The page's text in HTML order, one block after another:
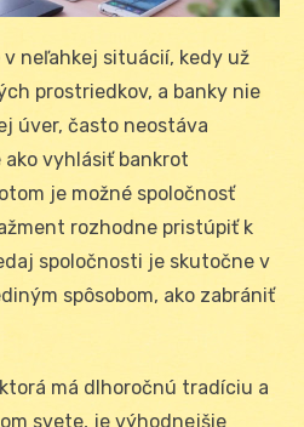
neľahkej situácií, kedy už
prostriedkov, a banky nie
úver, často neostáva
vyhlásiť bankrot
je možné spoločnosť
rozhodne pristúpiť k
spoločnosti je skutočne v
spôsobom, ako zabrániť
má dlhoročnú tradíciu a
svete, je výhodnejšie